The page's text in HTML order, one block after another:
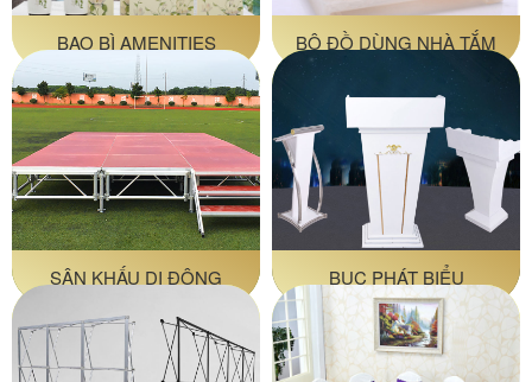
BAO BÌ AMENITIES BỘ ĐỒ DÙNG NHÀ TẮM
SÂN KHẤU DI ĐỘNG BỤC PHÁT BIỂU